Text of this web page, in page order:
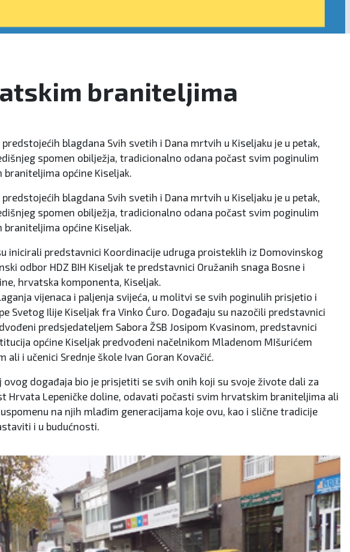
braniteljima
blagdana Svih svetih i Dana mrtvih u Kiseljaku je u petak,
spomen obilježja, tradicionalno odana počast svim poginulim
općine Kiseljak.
blagdana Svih svetih i Dana mrtvih u Kiseljaku je u petak,
spomen obilježja, tradicionalno odana počast svim poginulim
općine Kiseljak.
inicirali predstavnici Koordinacije udruga proisteklih iz Domovinskog
odbor HDZ BIH Kiseljak te predstavnici Oružanih snaga Bosne i
hrvatska komponenta, Kiseljak.
vijenaca i paljenja svijeća, u molitvi se svih poginulih prisjetio i
Svetog Ilije Kiseljak fra Vinko Ćuro. Događaju su nazočili predstavnici
predsjedateljem Sabora ŽSB Josipom Kvasinom, predstavnici
općine Kiseljak predvođeni načelnikom Mladenom MIšurićem
ali i učenici Srednje škole Ivan Goran Kovačić.
ovog događaja bio je prisjetiti se svih onih koji su svoje živote dali za
Hrvata Lepeničke doline, odavati počasti svim hrvatskim braniteljima ali
na njih mlađim generacijama koje ovu, kao i slične tradicije
i u budućnosti.